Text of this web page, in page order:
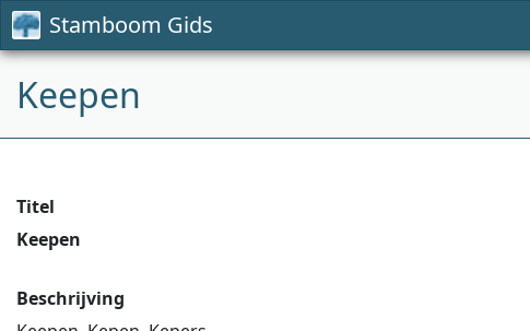
Stamboom Gids
Keepen
Titel
Keepen
Beschrijving